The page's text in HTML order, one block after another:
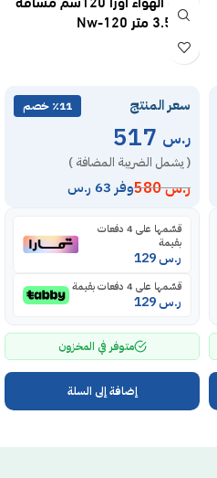
دفع 3.5 متر Nw-120
سعر المنتج ٪11 خصم
ر.س
( يشمل الضريبة المضافة )
ر.س580 وفر 63 ر.س
قسّمها على 4 دفعات
بقيمة
ر.س
قسّمها على 4 دفعات بقيمة
ر.س
متوفر في المخزون
إضافة إلى السلة